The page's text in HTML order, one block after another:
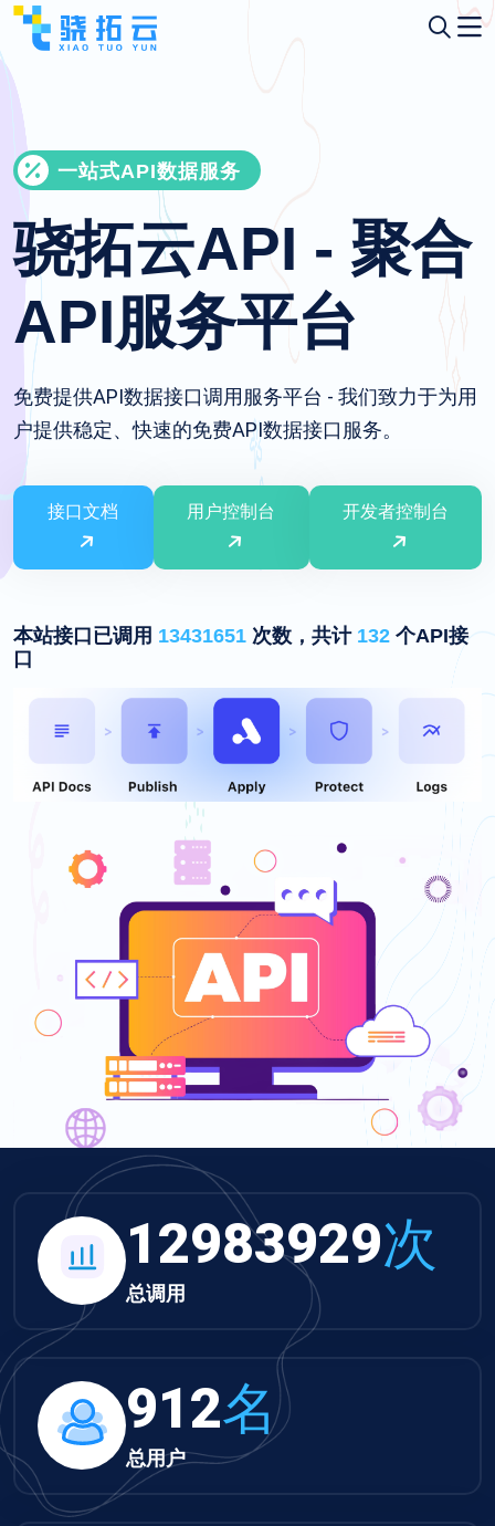
一站式API数据服务
骁拓云API - 聚合
API服务平台
免费提供API数据接口调用服务平台 - 我们致力于为用
户提供稳定、快速的免费API数据接口服务。
接口文档 用户控制台 开发者控制台
本站接口已调用 13431651 次数，共计 132 个API接
口
13431651次
总调用
943名
总用户